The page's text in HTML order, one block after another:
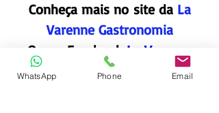
Conheça mais no site da La
Varenne Gastronomia
Ou no Facebook La Varenne
Gastronomia
WhatsApp Phone Email